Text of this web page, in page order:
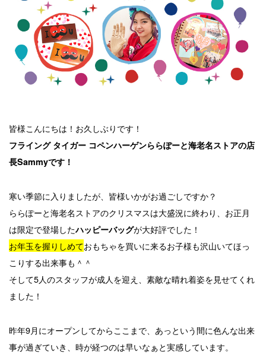
皆様こんにちは！お久しぶりです！
フライング タイガー コペンハーゲンららぽーと海老名ストアの店
長Sammyです！
寒い季節に入りましたが、皆様いかがお過ごしですか？
ららぽーと海老名ストアのクリスマスは大盛況に終わり、お正月
は限定で登場したハッピーバッグが大好評でした！
お年玉を握りしめておもちゃを買いに来るお子様も沢山いてほっ
こりする出来事も＾＾
そして5人のスタッフが成人を迎え、素敵な晴れ着姿を見せてくれ
ました！
昨年9月にオープンしてからここまで、あっという間に色んな出来
事が過ぎていき、時が経つのは早いなぁと実感しています。